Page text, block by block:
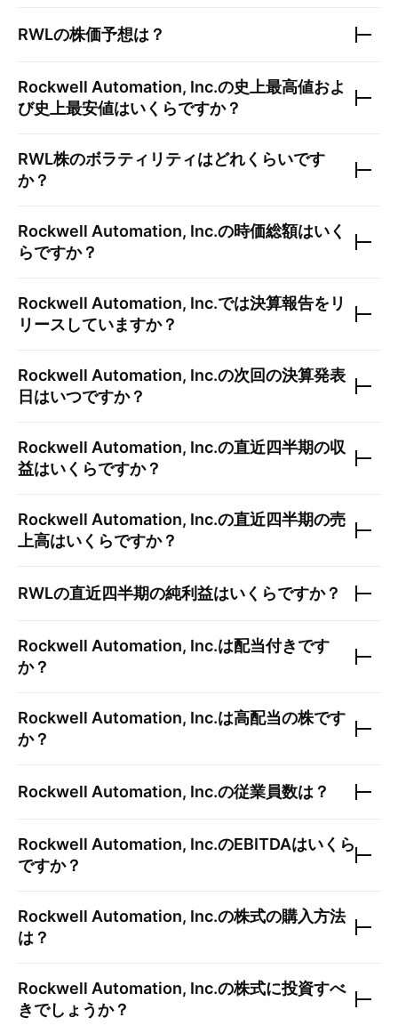
RWLの株価予想は？
Rockwell Automation, Inc.の史上最高値およ
び史上最安値はいくらですか？
RWL株のボラティリティはどれくらいです
か？
Rockwell Automation, Inc.の時価総額はいく
らですか？
Rockwell Automation, Inc.では決算報告をリ
リースしていますか？
Rockwell Automation, Inc.の次回の決算発表
日はいつですか？
Rockwell Automation, Inc.の直近四半期の収
益はいくらですか？
Rockwell Automation, Inc.の直近四半期の売
上高はいくらですか？
RWLの直近四半期の純利益はいくらですか？
Rockwell Automation, Inc.は配当付きです
か？
Rockwell Automation, Inc.は高配当の株です
か？
Rockwell Automation, Inc.の従業員数は？
Rockwell Automation, Inc.のEBITDAはいくら
ですか？
Rockwell Automation, Inc.の株式の購入方法
は？
Rockwell Automation, Inc.の株式に投資すべ
きでしょうか？